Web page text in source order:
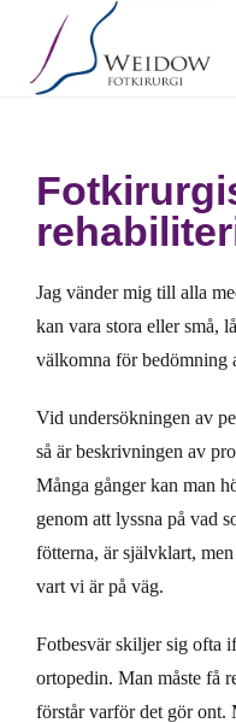
Jag vänder mig till alla
kan vara stora eller små,
välkomna för bedömning
Vid undersökningen av
så är beskrivningen av
Många gånger kan man
genom att lyssna på vad
fötterna, är självklart,
vart vi är på väg.
Fotbesvär skiljer sig ofta
ortopedin. Man måste få
förstår varför det gör ont.